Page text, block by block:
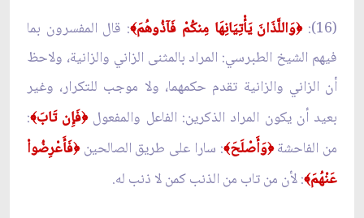
(16): ﴿وَاللَّذَانَ يَأْتِيَانِهَا مِنكُمْ فَآذُوهُمَ﴾: قال المفسرون بما
فيهم الشيخ الطبرسي: المراد بالمثنى الزاني والزانية، ولاحظ
أن الزاني والزانية تقدم حكمهما، ولا موجب للتكرار، وغير
بعيد أن يكون المراد الذكرين: الفاعل والمفعول﴿فَإِن تَابَ﴾:
من الفاحشة﴿وَأَصْلَحَ﴾: سارا على طريق الصالحين﴿فَأَعْرِضُواْ
عَنْهُمَ﴾: لأن من تاب من الذنب كمن لا ذنب له.